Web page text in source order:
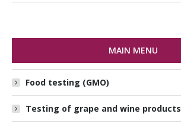
MAIN MENU
Food testing (GMO)
Testing of grape and wine products